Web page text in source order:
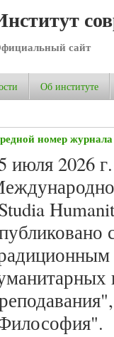
сайт
Об институте
номер
июля 2026